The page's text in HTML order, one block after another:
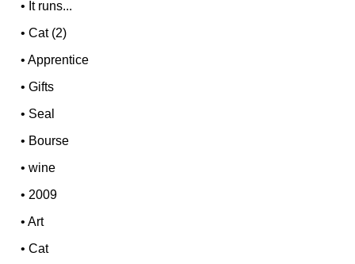
• It runs...
•Cat (2)
•Apprentice
•Gifts
• Seal
• Bourse
•wine
•2009
•Art
•Cat